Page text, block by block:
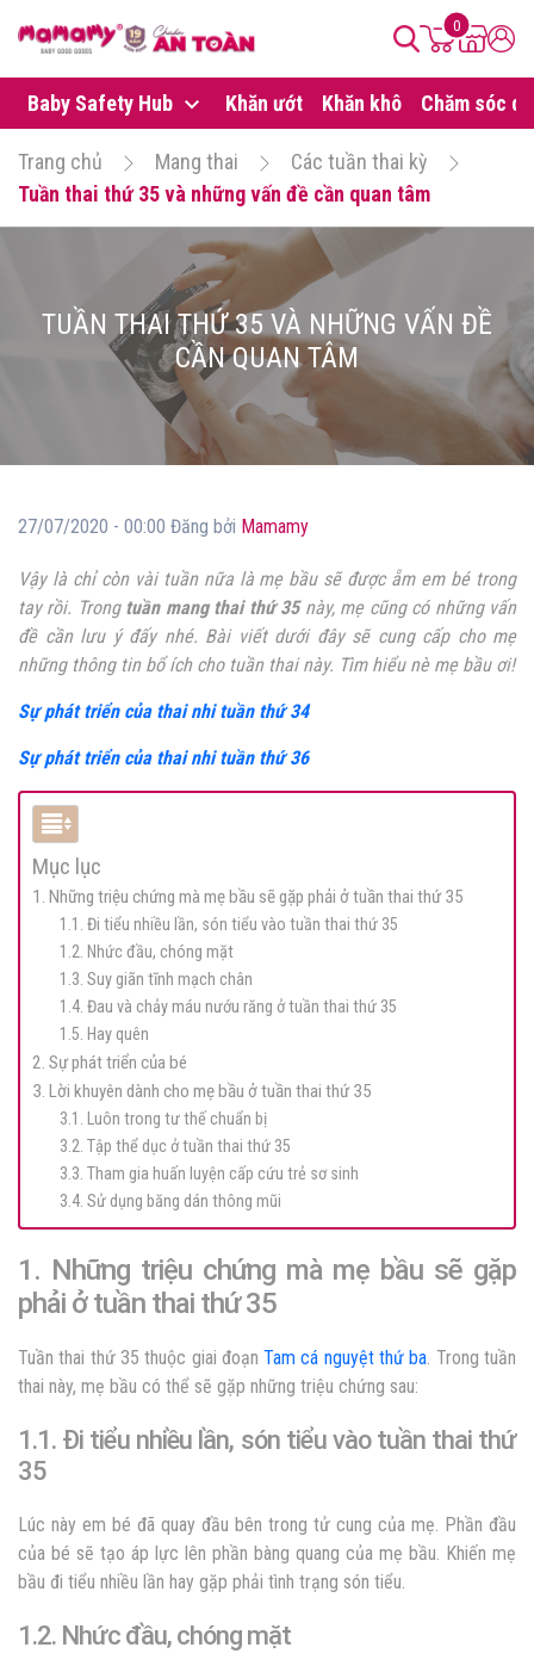
0
Baby Safety Hub Khăn ướt Khăn khô Chăm sóc da
Trang chủ Mang thai
Các tuần thai kỳ
Tuần thai thứ 35 và những vấn đề cần quan tâm
TUẦN THAI THỨ 35 VÀ NHỮNG VẤN ĐỀ
CẦN QUAN TÂM
27/07/2020 - 00:00 Đăng bởi Mamamy
Vậy là chỉ còn vài tuần nữa là mẹ bầu sẽ được ẵm em bé trong
tay rồi. Trong tuần mang thai thứ 35này, mẹ cũng có những vấn
đề cần lưu ý đấy nhé. Bài viết dưới đây sẽ cung cấp cho mẹ
những thông tin bổ ích cho tuần thai này. Tìm hiểu nè mẹ bầu ơi!
Sự phát triển của thai nhi tuần thứ 34
Sự phát triển của thai nhi tuần thứ 36
Mục lục
1. Những triệu chứng mà mẹ bầu sẽ gặp phải ở tuần thai thứ 35
1.1. Đi tiểu nhiều lần, són tiểu vào tuần thai thứ 35
1.2. Nhức đầu, chóng mặt
1.3. Suy giãn tĩnh mạch chân
1.4. Đau và chảy máu nướu răng ở tuần thai thứ 35
1.5. Hay quên
2. Sự phát triển của bé
3. Lời khuyên dành cho mẹ bầu ở tuần thai thứ 35
3.1. Luôn trong tư thế chuẩn bị
3.2. Tập thể dục ở tuần thai thứ 35
3.3. Tham gia huấn luyện cấp cứu trẻ sơ sinh
3.4. Sử dụng băng dán thông mũi
1. Những triệu chứng mà mẹ bầu sẽ gặp
phải ở tuần thai thứ 35
Tuần thai thứ 35 thuộc giai đoạnTam cá nguyệt thứ ba. Trong tuần
thai này, mẹ bầu có thể sẽ gặp những triệu chứng sau:
1.1. Đi tiểu nhiều lần, són tiểu vào tuần thai thứ
35
Lúc này em bé đã quay đầu bên trong tử cung của mẹ. Phần đầu
của bé sẽ tạo áp lực lên phần bàng quang của mẹ bầu. Khiến mẹ
bầu đi tiểu nhiều lần hay gặp phải tình trạng són tiểu.
1.2. Nhức đầu, chóng mặt